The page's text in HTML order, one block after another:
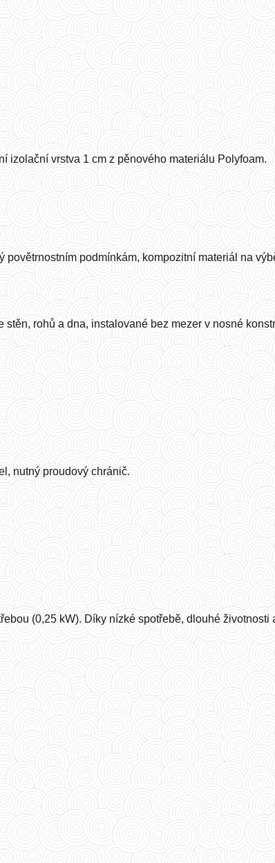
izolační vrstva 1 cm z pěnového materiálu Polyfoam.
podmínkám, kompozitní materiál na
rohů a dna, instalované bez mezer v nosné
nutný proudový chránič.
(0,25 kW). Díky nízké spotřebě, dlouhé životnosti